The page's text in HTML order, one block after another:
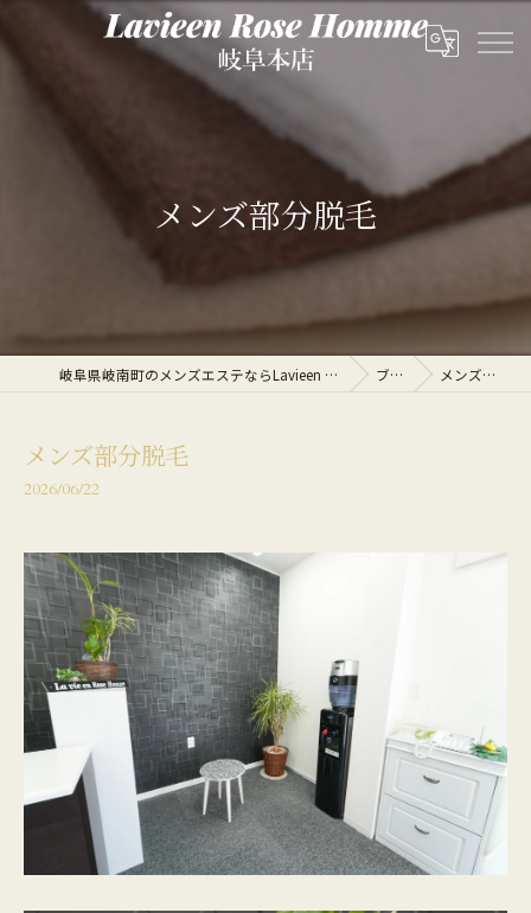
メンズ部分脱毛
岐阜県岐南町のメンズエステならLavieen Rose Homme 岐阜本店 ブログ メンズ部分脱毛
メンズ部分脱毛
2026/06/22